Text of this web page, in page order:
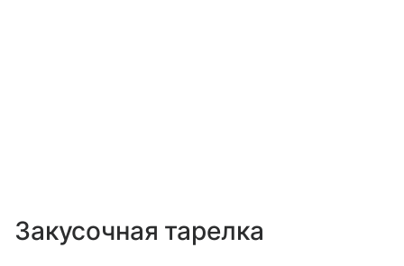
Закусочная тарелка